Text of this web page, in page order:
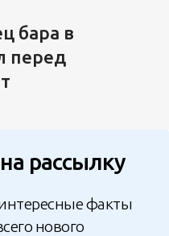
бара в
перед
рассылку
факты
нового